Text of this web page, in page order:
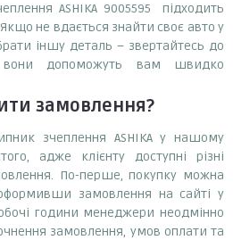
ASHIKA 9005595 підходить
не вдається знайти своє авто у
іншу деталь – звертайтесь до
вони допоможуть вам швидко
замовлення?
зчеплення ASHIKA у нашому
адже клієнту доступні різні
По-перше, покупку можна
замовлення на сайті у
години менеджери неодмінно
замовлення, умов оплати та